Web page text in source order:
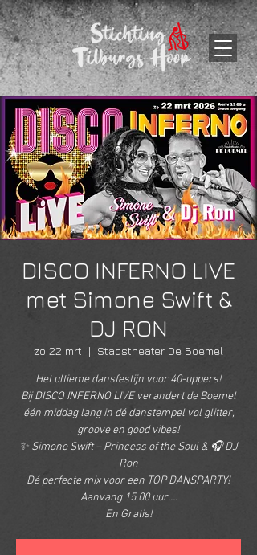
DISCO INFERNO LIVE
met Simone Swift &
DJ RON
zo 22 mrt
  |
Stadstheater De Boemel
Het ultieme dansfestijn voor 40-uppers!
Bij DISCO INFERNO LIVE verandert de Boemel
één middag lang in dé danstempel vol glitter,
groove en good vibes!
✨ Simone Swift – Princess of the Soul & 🎧 DJ
Ron
Dé perfecte mix voor een TOP DANSPARTY!
Aanvang 15.00 uur….
En Gratis!